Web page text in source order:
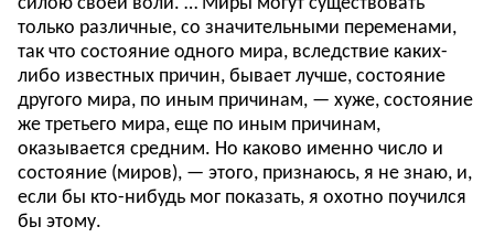
только различные, со значительными переменами,
так что состояние одного мира, вследствие каких-
либо известных причин, бывает лучше, состояние
другого мира, по иным причинам, — хуже, состояние
же третьего мира, еще по иным причинам,
оказывается средним. Но каково именно число и
состояние (миров), — этого, признаюсь, я не знаю, и,
если бы кто-нибудь мог показать, я охотно поучился
бы этому.